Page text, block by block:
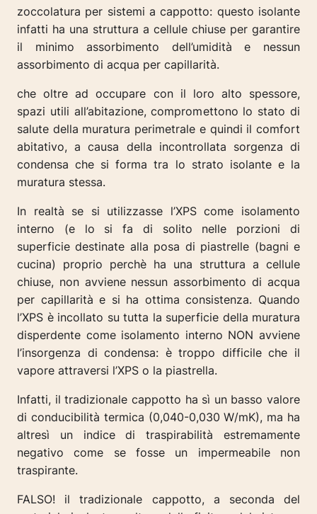
zoccolatura per sistemi a cappotto: questo isolante
infatti ha una struttura a cellule chiuse per garantire
il minimo assorbimento dell’umidità e nessun
assorbimento di acqua per capillarità.
che oltre ad occupare con il loro alto spessore,
spazi utili all’abitazione, compromettono lo stato di
salute della muratura perimetrale e quindi il comfort
abitativo, a causa della incontrollata sorgenza di
condensa che si forma tra lo strato isolante e la
muratura stessa.
In realtà se si utilizzasse l’XPS come isolamento
interno (e lo si fa di solito nelle porzioni di
superficie destinate alla posa di piastrelle (bagni e
cucina) proprio perchè ha una struttura a cellule
chiuse, non avviene nessun assorbimento di acqua
per capillarità e si ha ottima consistenza. Quando
l’XPS è incollato su tutta la superficie della muratura
disperdente come isolamento interno NON avviene
l’insorgenza di condensa: è troppo difficile che il
vapore attraversi l’XPS o la piastrella.
Infatti, il tradizionale cappotto ha sì un basso valore
di conducibilità termica (0,040-0,030 W/mK), ma ha
altresì un indice di traspirabilità estremamente
negativo come se fosse un impermeabile non
traspirante.
FALSO! il tradizionale cappotto, a seconda del